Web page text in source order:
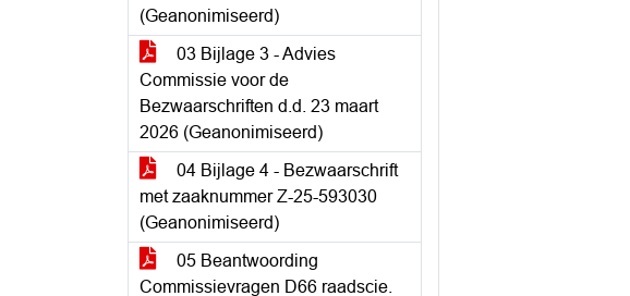
(Geanonimiseerd)
03 Bijlage 3 - Advies
Commissie voor de
Bezwaarschriften d.d. 23 maart
2026 (Geanonimiseerd)
04 Bijlage 4 - Bezwaarschrift
met zaaknummer Z-25-593030
(Geanonimiseerd)
05 Beantwoording
Commissievragen D66 raadscie.